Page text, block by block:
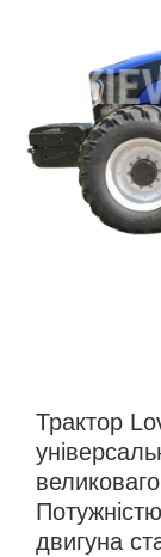
Трактор
двигуна